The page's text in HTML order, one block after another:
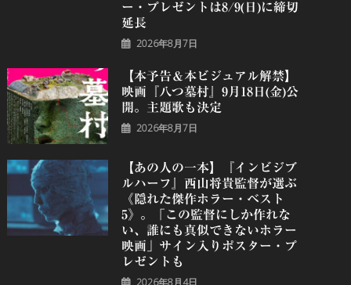
ー・プレゼントは8/9(日)に締切
延長
2026年8月7日
【本予告＆本ビジュアル解禁】
映画『八つ墓村』9月18日(金)公
開。主題歌も決定
2026年8月7日
【あの人の一本】『インビジブ
ルハーフ』⻄⼭将貴監督が選ぶ
《隠れた傑作ホラー・ベスト
5》。「この監督にしか作れな
い、誰にも真似できないホラー
映画」サイン入りポスター・プ
レゼントも
2026年8月4日